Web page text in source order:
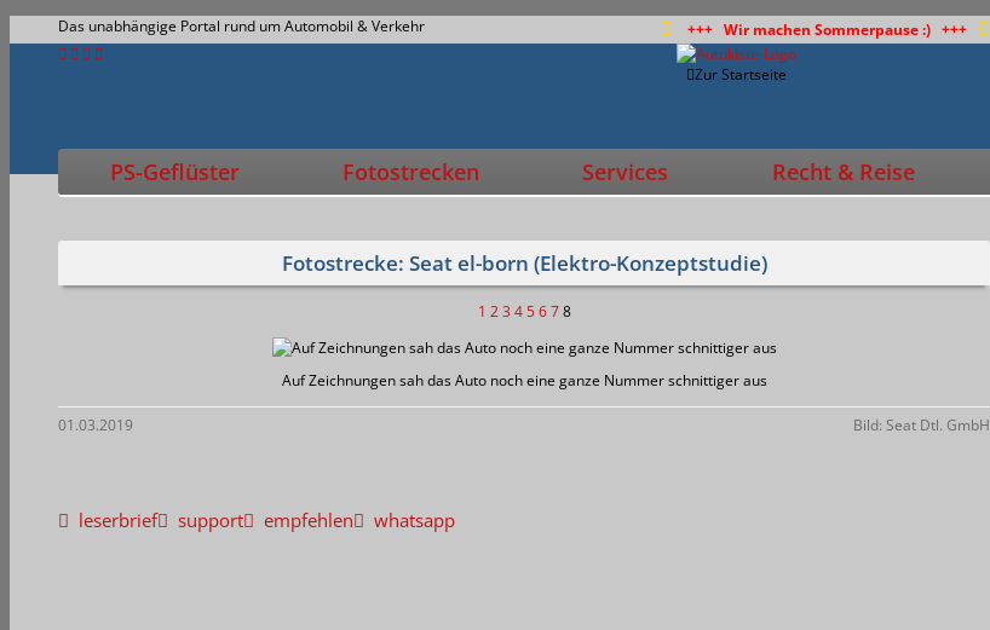
Das unabhängige Portal rund um Automobil & Verkehr +++ Wir machen Sommerpause :) +++
Zur Startseite
PS-Geflüster Fotostrecken Services Recht & Reise
Fotostrecke: Seat el-born (Elektro-Konzeptstudie)
1 2 3 4 5 6 7 8
Auf Zeichnungen sah das Auto noch eine ganze Nummer schnittiger aus
01.03.2019 Bild: Seat Dtl. GmbH
leserbrief support empfehlen whatsapp